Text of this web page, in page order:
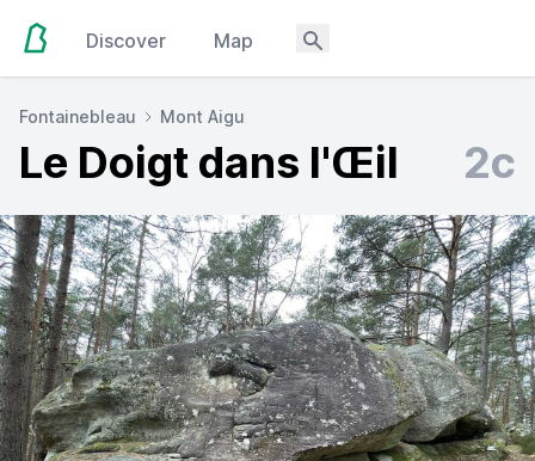
Discover Map
Fontainebleau Mont Aigu
Le Doigt dans l'Œil 2c